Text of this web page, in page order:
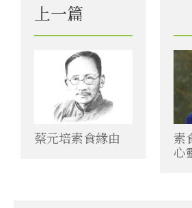
上一篇
蔡元培素食緣由
素
心